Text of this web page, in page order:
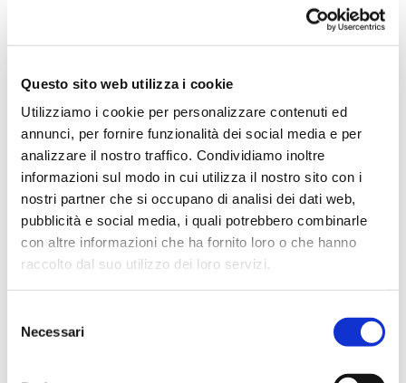
Questo sito web utilizza i cookie
Utilizziamo i cookie per personalizzare contenuti ed
annunci, per fornire funzionalità dei social media e per
analizzare il nostro traffico. Condividiamo inoltre
informazioni sul modo in cui utilizza il nostro sito con i
nostri partner che si occupano di analisi dei dati web,
pubblicità e social media, i quali potrebbero combinarle
con altre informazioni che ha fornito loro o che hanno
raccolto dal suo utilizzo dei loro servizi.
delNecessari
alba sul Grand Canyon
Al contrario la California non è
assolutamente calda ad agosto,
qui le temperature variano dai
alla notte. Tanto è vero che in